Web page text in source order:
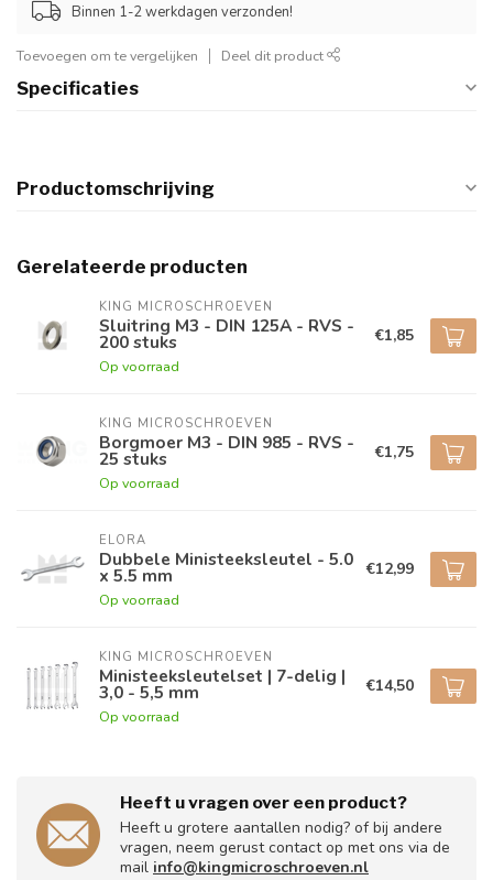
Binnen 1-2 werkdagen verzonden!
Toevoegen om te vergelijken Deel dit product
Specificaties
Productomschrijving
Gerelateerde producten
KING MICROSCHROEVEN
Sluitring M3 - DIN 125A - RVS -
200 stuks
Op voorraad
€1,85
KING MICROSCHROEVEN
Borgmoer M3 - DIN 985 - RVS -
25 stuks
Op voorraad
€1,75
ELORA
Dubbele Ministeeksleutel - 5.0
x 5.5 mm
Op voorraad
€12,99
KING MICROSCHROEVEN
Ministeeksleutelset | 7-delig |
3,0 - 5,5 mm
Op voorraad
€14,50
Heeft u vragen over een product?
Heeft u grotere aantallen nodig? of bij andere
vragen, neem gerust contact op met ons via de
mail info@kingmicroschroeven.nl